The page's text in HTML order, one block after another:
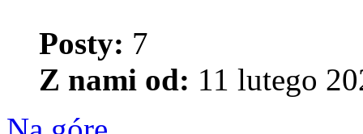
Posty: 7
Z nami od: 11 lutego